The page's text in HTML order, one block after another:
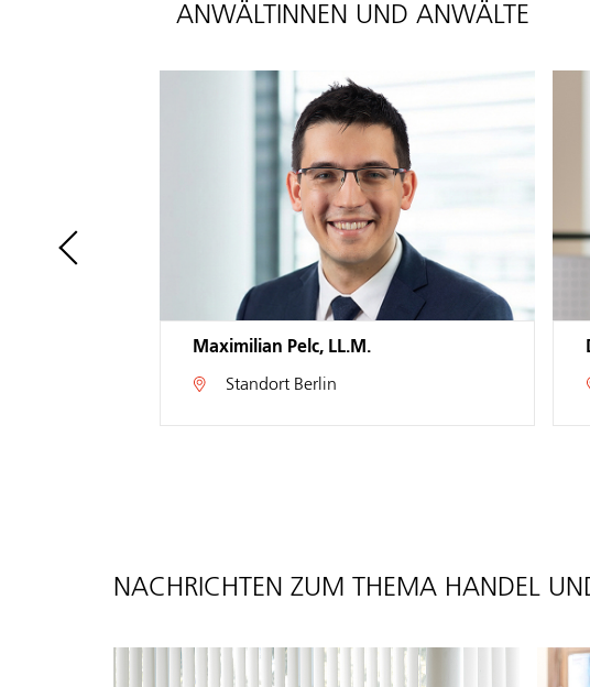
ANWÄLTINNEN UND ANWÄLTE
Larissa Robens
Standort Düsseldorf
NACHRICHTEN ZUM THEMA HANDEL